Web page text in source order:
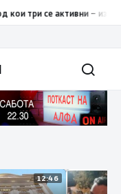
отворен простор, од
12:46